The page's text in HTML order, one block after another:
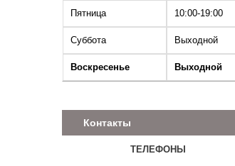
Пятница 10:00-19:00
Суббота Выходной
Воскресенье Выходной
Контакты
ТЕЛЕФОНЫ